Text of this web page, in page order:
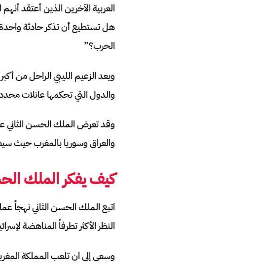
العربية الآخرين الذين أعتقد
هل تستطيع أن تذكر حادثة واحدة
الحرب؟”
ويعد الزعيم الليبي الراحل من
والدول التي تحكمها عائلات
وقد تعرض الملك الحسن الثاني
والعراق وسوريا بالمغرب حيث
كيف يفكر الملك
اتبع الملك الحسن الثاني نهجاً
النظر الأكثر تطرفاً المناهضة
وسعى إلى ان تلعب المملكة